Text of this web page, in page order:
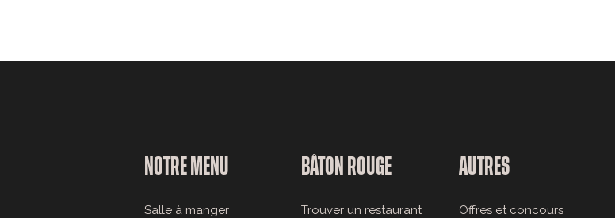
NOTRE MENU
Salle à manger
BÂTON ROUGE
Trouver un restaurant
AUTRES
Offres et concours